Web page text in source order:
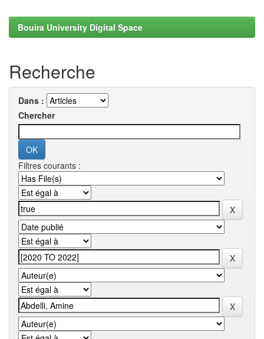
Bouira University Digital Space
Recherche
Dans :
Chercher
Filtres courants :